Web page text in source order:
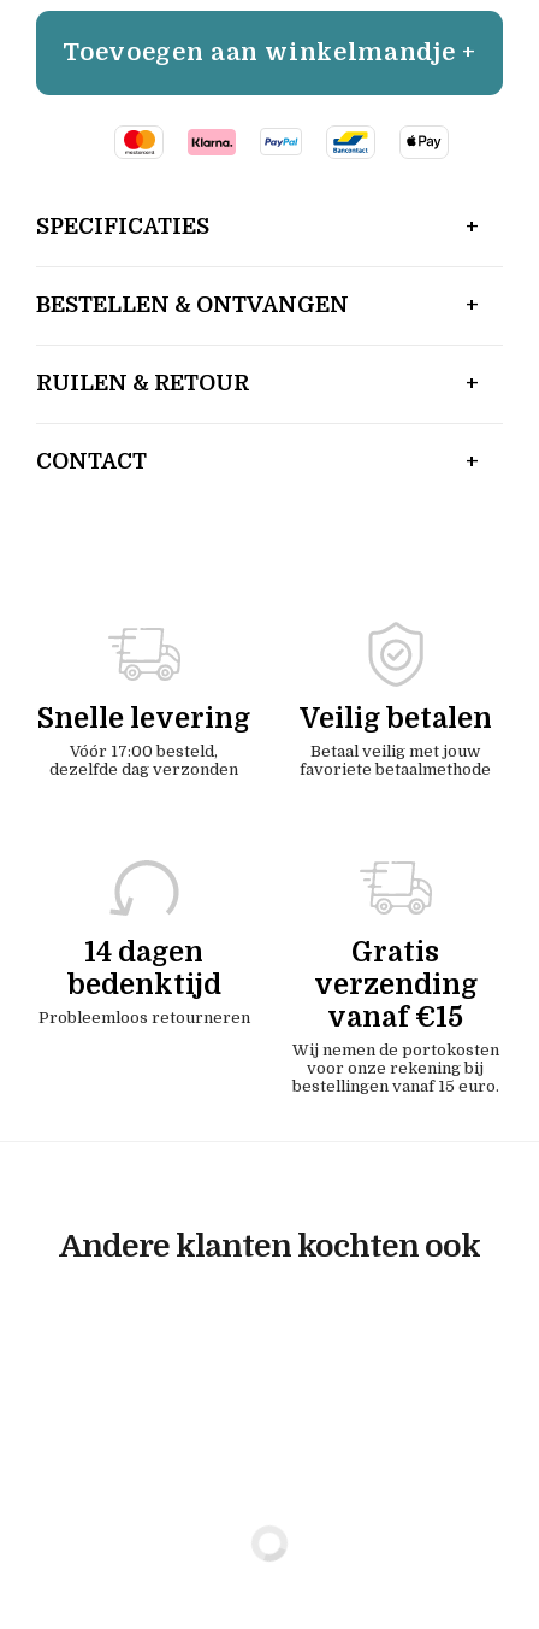
Toevoegen aan winkelmandje +
SPECIFICATIES
BESTELLEN & ONTVANGEN
RUILEN & RETOUR
CONTACT
Snelle levering
Vóór 17:00 besteld,
dezelfde dag verzonden
Veilig betalen
Betaal veilig met jouw
favoriete betaalmethode
14 dagen
bedenktijd
Probleemloos retourneren
Gratis
verzending
vanaf €15
Wij nemen de portokosten
voor onze rekening bij
bestellingen vanaf 15 euro.
Andere klanten kochten ook